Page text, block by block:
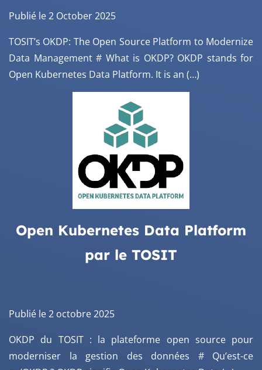
Publié le 2 October 2025
TOSIT’s OKDP: The Open Source Platform to Modernize
Data Management # What is OKDP? OKDP stands for
Open Kubernetes Data Platform. It is an (…)
Open Kubernetes Data Platform
par le TOSIT
Publié le 2 octobre 2025
OKDP du TOSIT : la plateforme open source pour
moderniser la gestion des données # Qu’est-ce